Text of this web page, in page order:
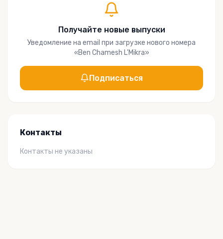
Получайте новые выпуски
Уведомление на email при загрузке нового номера
«Ben Chamesh L'Mikra»
Подписаться
Контакты
Контакты не указаны